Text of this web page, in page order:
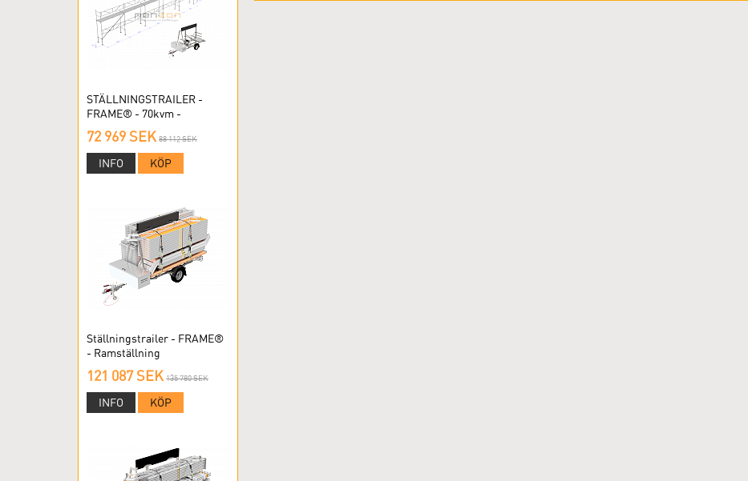
STÄLLNINGSTRAILER -
FRAME® - 70kvm -
RAMSTÄLLNING
72 969 SEK 88 112 SEK
INFO KÖP
Ställningstrailer - FRAME®
- Ramställning
121 087 SEK 135 780 SEK
INFO KÖP